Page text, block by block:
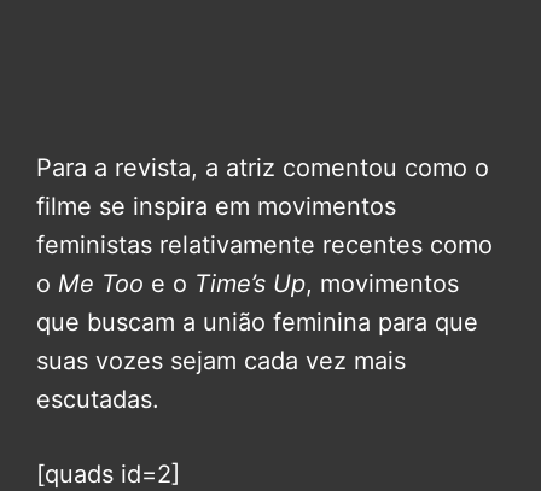
Para a revista, a atriz comentou como o
filme se inspira em movimentos
feministas relativamente recentes como
o Me Too e o Time’s Up, movimentos
que buscam a união feminina para que
suas vozes sejam cada vez mais
escutadas.
[quads id=2]